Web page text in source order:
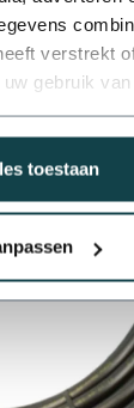
verstrekt
gebruik
toestaan